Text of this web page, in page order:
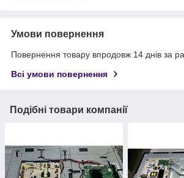
Умови повернення
Повернення товару впродовж 14 днів за
Всі умови повернення
Подібні товари компанії